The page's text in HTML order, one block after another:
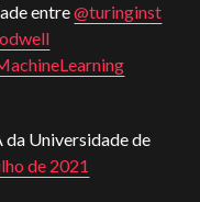
entre@turinginst
da Universidade de
de 2021